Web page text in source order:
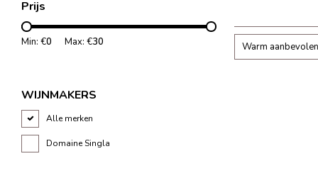
Prijs
Min: €0 Max: €30
WIJNMAKERS
Alle merken
Domaine Singla
Warm aanbevolen